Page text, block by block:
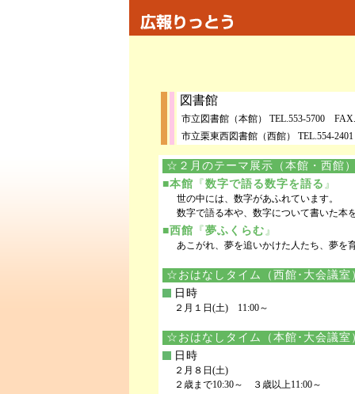
図書館
市立図書館（本館） TEL.553-5700
市立栗東西図書館（西館） TEL.554-2401
☆２月のテーマ展示（本館・西館
■本館 『 数字で語る数字を語る 』
世の中には、数字があふれています。
数字で語る本や、数字について書いた本
■西館 『 夢ふくらむ 』
あこがれ、夢を追いかけた人たち、夢を
☆おはなしタイム（西館･大会議室
日時
２月１日(土) 11:00～
☆おはなしタイム（本館･大会議室
日時
２月８日(土)
２歳まで10:30～ ３歳以上11:00～